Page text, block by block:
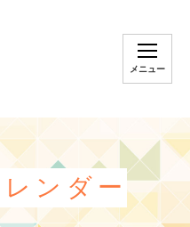
メニュー
ンダー